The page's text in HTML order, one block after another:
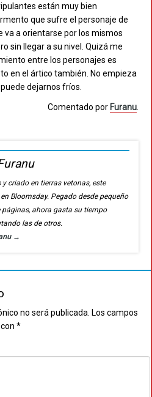
están muy bien
que sufre el personaje de
va a orientarse por los mismos
sin llegar a su nivel. Quizá me
entre los personajes es
en el ártico también. No empieza
dejarnos fríos.
Comentado por Furanu.
y criado en tierras vetonas, este
Bloomsday. Pegado desde pequeño
ahora gasta su tiempo
las de otros.
→
no será publicada. Los campos
*